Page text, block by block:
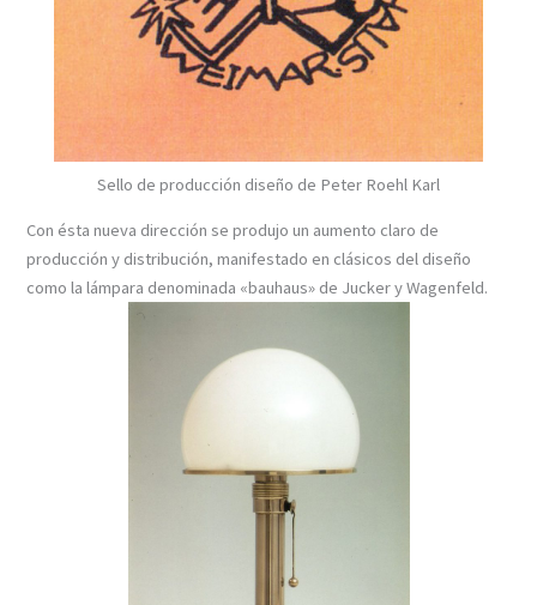
Sello de producción diseño de Peter Roehl Karl
Con ésta nueva dirección se produjo un aumento claro de
producción y distribución, manifestado en clásicos del diseño
como la lámpara denominada «bauhaus» de Jucker y Wagenfeld.